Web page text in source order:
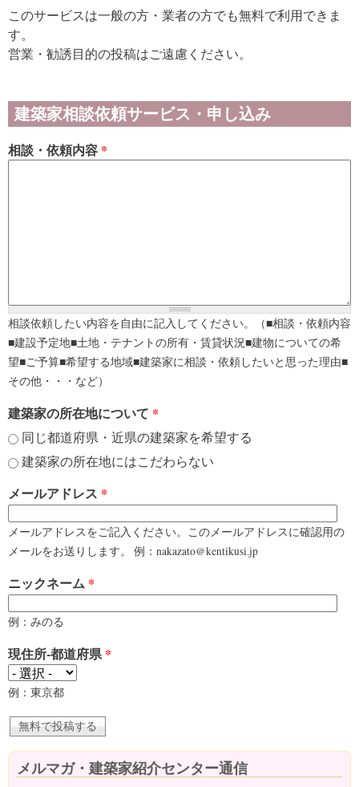
このサービスは一般の方・業者の方でも無料で利用できま
す。
営業・勧誘目的の投稿はご遠慮ください。
建築家相談依頼サービス・申し込み
相談・依頼内容 *
相談依頼したい内容を自由に記入してください。（■相談・依頼内容
■建設予定地■土地・テナントの所有・賃貸状況■建物についての希
望■ご予算■希望する地域■建築家に相談・依頼したいと思った理由■
その他・・・など）
建築家の所在地について *
同じ都道府県・近県の建築家を希望する
建築家の所在地にはこだわらない
メールアドレス *
メールアドレスをご記入ください。このメールアドレスに確認用の
メールをお送りします。 例：nakazato@kentikusi.jp
ニックネーム *
例：みのる
現住所-都道府県*
例：東京都
メルマガ・建築家紹介センター通信